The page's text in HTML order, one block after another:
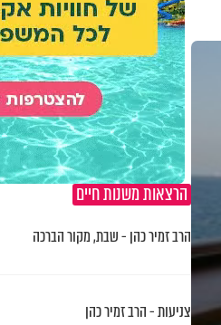
הרצאות משנות חיים
הרב זמיר כהן - שבת, מקור הברכה
צניעות - הרב זמיר כהן